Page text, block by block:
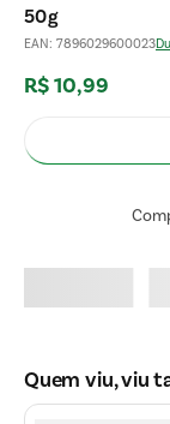
50g
EAN: 7896029600023
R$10,99
Quem viu, viu